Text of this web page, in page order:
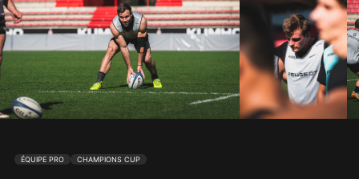
ÉQUIPE PRO CHAMPIONS CUP